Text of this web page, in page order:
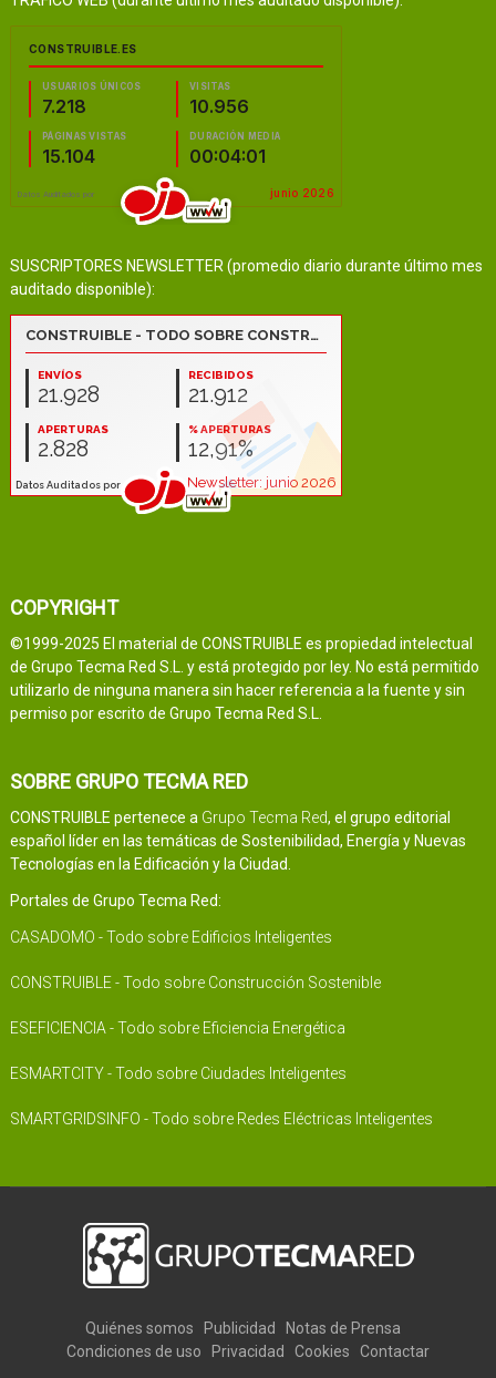
SUSCRIPTORES NEWSLETTER (promedio diario durante último mes
auditado disponible):
COPYRIGHT
©1999-2025 El material de CONSTRUIBLE es propiedad intelectual
de Grupo Tecma Red S.L. y está protegido por ley. No está permitido
utilizarlo de ninguna manera sin hacer referencia a la fuente y sin
permiso por escrito de Grupo Tecma Red S.L.
SOBRE GRUPO TECMA RED
CONSTRUIBLE pertenece a Grupo Tecma Red, el grupo editorial
español líder en las temáticas de Sostenibilidad, Energía y Nuevas
Tecnologías en la Edificación y la Ciudad.
Portales de Grupo Tecma Red:
CASADOMO - Todo sobre Edificios Inteligentes
CONSTRUIBLE - Todo sobre Construcción Sostenible
ESEFICIENCIA - Todo sobre Eficiencia Energética
ESMARTCITY - Todo sobre Ciudades Inteligentes
SMARTGRIDSINFO - Todo sobre Redes Eléctricas Inteligentes
Quiénes somos Publicidad
Notas de Prensa
Condiciones de uso
Privacidad Cookies Contactar